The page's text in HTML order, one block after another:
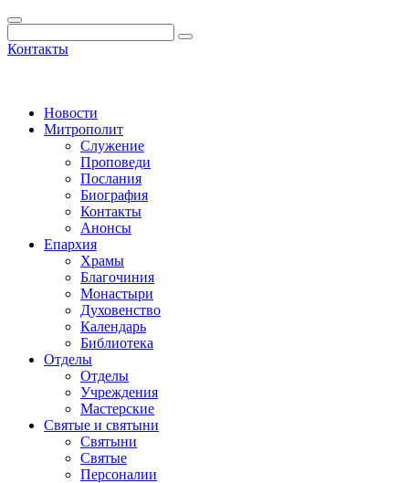
Контакты
Новости
Митрополит
Служение
Проповеди
Послания
Биография
Контакты
Анонсы
Епархия
Храмы
Благочиния
Монастыри
Духовенство
Календарь
Библиотека
Отделы
Отделы
Учреждения
Мастерские
Святые и святыни
Cвятыни
Cвятые
Персоналии